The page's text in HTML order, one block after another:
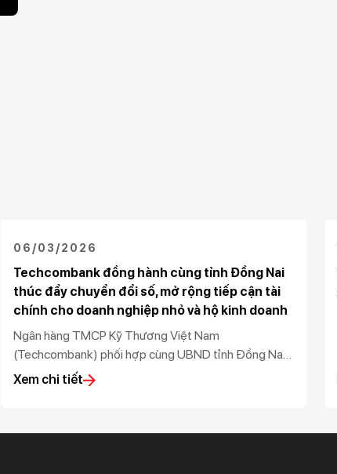
06/03/2026
Techcombank đồng hành cùng tỉnh Đồng Nai
thúc đẩy chuyển đổi số, mở rộng tiếp cận tài
chính cho doanh nghiệp nhỏ và hộ kinh doanh
Ngân hàng TMCP Kỹ Thương Việt Nam
(Techcombank) phối hợp cùng UBND tỉnh Đồng Nai,
Sở KH&CN tỉnh Đồng Nai, Sở Tài Chính tỉnh Đồng
Nai, Thuế Đồng Nai, Ngân hàng Nhà nước chi nhánh
phường Đồng Xoài tổ chức “Hội nghị thúc đẩy chuyển
Xem chi tiết